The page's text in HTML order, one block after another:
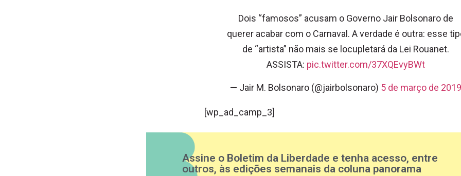
Dois “famosos” acusam o Governo Jair Bolsonaro de
querer acabar com o Carnaval. A verdade é outra: esse
de “artista” não mais se locupletará da Lei Rouanet.
ASSISTA: pic.twitter.com/37XQEvyBWt
— Jair M. Bolsonaro (@jairbolsonaro) 5 de março de 2019
[wp_ad_camp_3]
Assine o Boletim da Liberdade e tenha acesso, entre
outros, às edições semanais da coluna panorama